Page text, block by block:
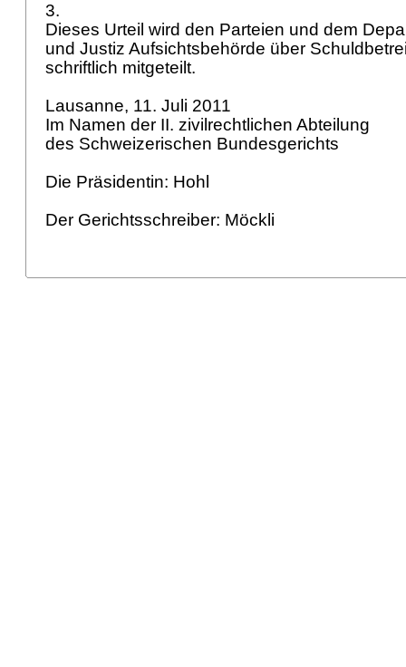
3.
Dieses Urteil wird den Parteien und dem
und Justiz Aufsichtsbehörde über
schriftlich mitgeteilt.
Lausanne, 11. Juli 2011
Im Namen der II. zivilrechtlichen Abteilung
des Schweizerischen Bundesgerichts
Die Präsidentin: Hohl
Der Gerichtsschreiber: Möckli